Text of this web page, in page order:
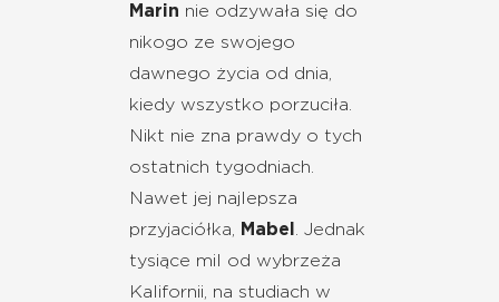
Marin nie odzywała się do
nikogo ze swojego
dawnego życia od dnia,
kiedy wszystko porzuciła.
Nikt nie zna prawdy o tych
ostatnich tygodniach.
Nawet jej najlepsza
przyjaciółka,
Mabel
. Jednak
tysiące mil od wybrzeża
Kalifornii, na studiach w